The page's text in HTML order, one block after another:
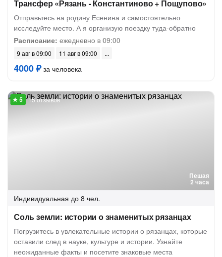
Трансфер «Рязань - Константиново + Пощупово»
Отправьтесь на родину Есенина и самостоятельно
исследуйте место. А я организую поездку туда-обратно
Расписание: ежедневно в 09:00
9 авг в 09:00 11 авг в 09:00
4000 ₽за человека
Пешая
2 часа
15 отзывов
Индивидуальная до 8 чел.
Соль земли: истории о знаменитых рязанцах
Погрузитесь в увлекательные истории о рязанцах, которые
оставили след в науке, культуре и истории. Узнайте
неожиданные факты и посетите знаковые места